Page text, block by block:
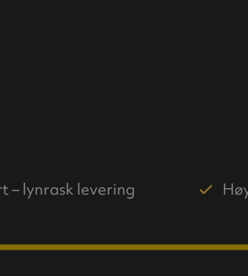
– lynrask levering